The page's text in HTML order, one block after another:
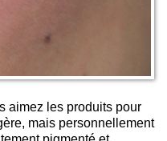
aimez les produits pour
mais personnellement